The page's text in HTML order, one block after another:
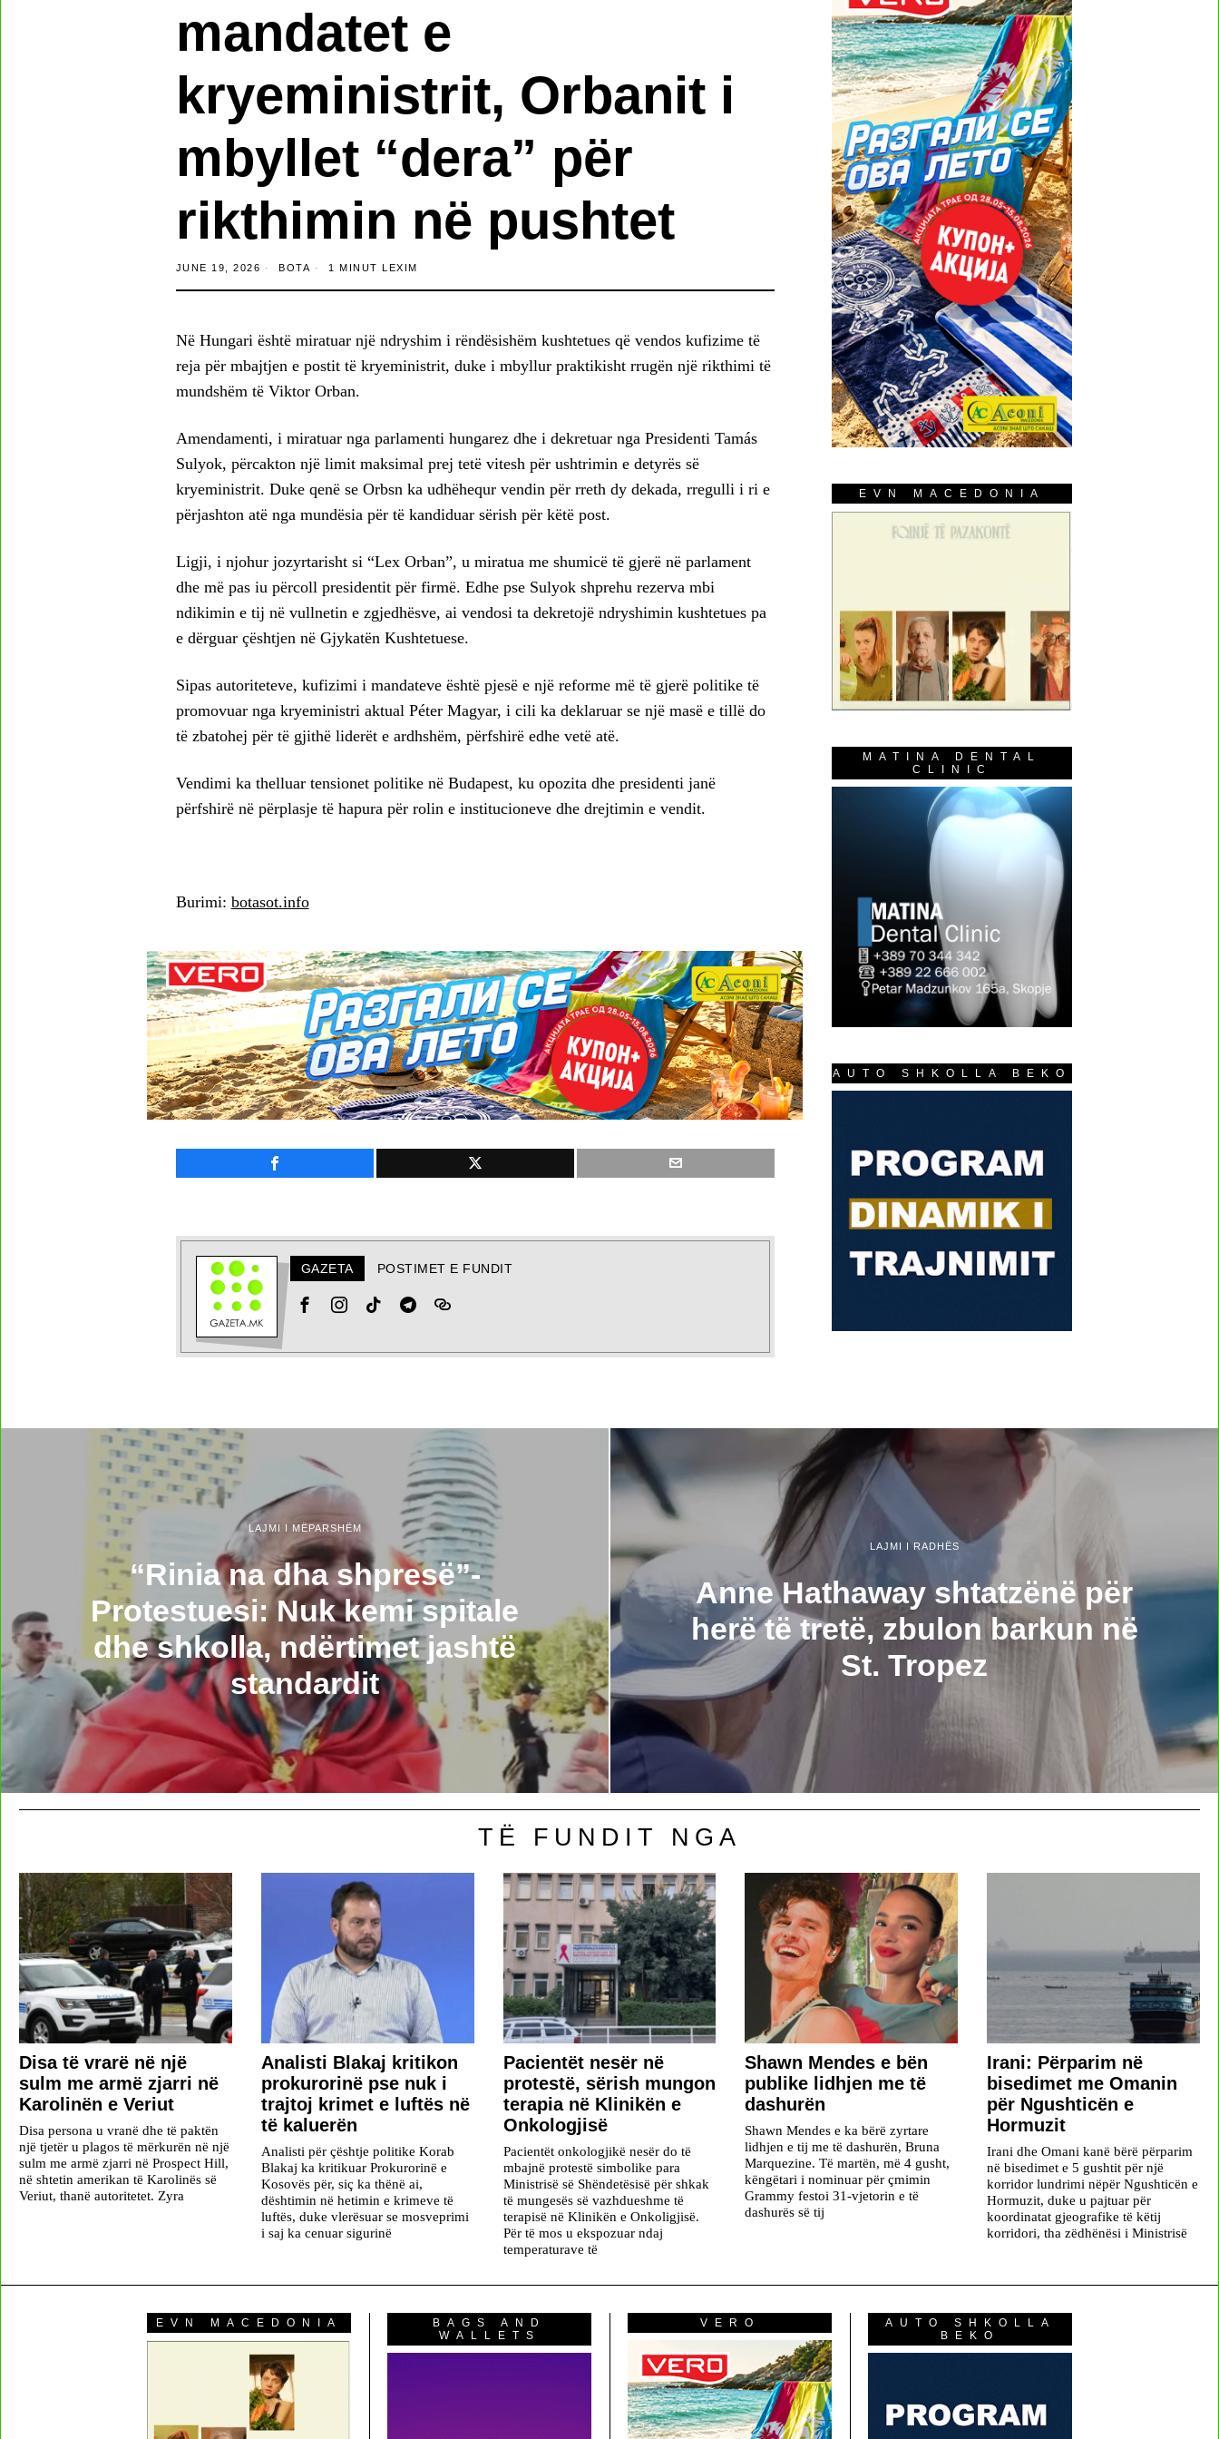
mandatet e
kryeministrit, Orbanit i
mbyllet “dera” për
rikthimin në pushtet
JUNE 19, 2026 BOTA 1 MINUT LEXIM
Në Hungari është miratuar një ndryshim i rëndësishëm kushtetues që vendos kufizime të
reja për mbajtjen e postit të kryeministrit, duke i mbyllur praktikisht rrugën një rikthimi të
mundshëm të Viktor Orban.
Amendamenti, i miratuar nga parlamenti hungarez dhe i dekretuar nga Presidenti Tamás
Sulyok, përcakton një limit maksimal prej tetë vitesh për ushtrimin e detyrës së
kryeministrit. Duke qenë se Orbsn ka udhëhequr vendin për rreth dy dekada, rregulli i ri e
përjashton atë nga mundësia për të kandiduar sërish për këtë post.
Ligji, i njohur jozyrtarisht si “Lex Orban”, u miratua me shumicë të gjerë në parlament
dhe më pas iu përcoll presidentit për firmë. Edhe pse Sulyok shprehu rezerva mbi
ndikimin e tij në vullnetin e zgjedhësve, ai vendosi ta dekretojë ndryshimin kushtetues pa
e dërguar çështjen në Gjykatën Kushtetuese.
Sipas autoriteteve, kufizimi i mandateve është pjesë e një reforme më të gjerë politike të
promovuar nga kryeministri aktual Péter Magyar, i cili ka deklaruar se një masë e tillë do
të zbatohej për të gjithë liderët e ardhshëm, përfshirë edhe vetë atë.
Vendimi ka thelluar tensionet politike në Budapest, ku opozita dhe presidenti janë
përfshirë në përplasje të hapura për rolin e institucioneve dhe drejtimin e vendit.
Burimi: botasot.info
GAZETA POSTIMET E FUNDIT
EVN MACEDONIA
MATINA DENTAL
CLINIC
AUTO SHKOLLA BEKO
LAJMI I MËPARSHËM
“Rinia na dha shpresë”-
Protestuesi: Nuk kemi spitale
dhe shkolla, ndërtimet jashtë
standardit
LAJMI I RADHËS
Anne Hathaway shtatzënë për
herë të tretë, zbulon barkun në
St. Tropez
TË FUNDIT NGA
Disa të vrarë në një
sulm me armë zjarri në
Karolinën e Veriut
Disa persona u vranë dhe të paktën
një tjetër u plagos të mërkurën në një
sulm me armë zjarri në Prospect Hill,
në shtetin amerikan të Karolinës së
Veriut, thanë autoritetet. Zyra
​Analisti Blakaj kritikon
prokurorinë pse nuk i
trajtoj krimet e luftës në
të kaluerën
Analisti për çështje politike Korab
Blakaj ka kritikuar Prokurorinë e
Kosovës për, siç ka thënë ai,
dështimin në hetimin e krimeve të
luftës, duke vlerësuar se mosveprimi
i saj ka cenuar sigurinë
Pacientët nesër në
protestë, sërish mungon
terapia në Klinikën e
Onkologjisë
Pacientët onkologjikë nesër do të
mbajnë protestë simbolike para
Ministrisë së Shëndetësisë për shkak
të mungesës së vazhdueshme të
terapisë në Klinikën e Onkoligjisë.
Për të mos u ekspozuar ndaj
temperaturave të
​Shawn Mendes e bën
publike lidhjen me të
dashurën
Shawn Mendes e ka bërë zyrtare
lidhjen e tij me të dashurën, Bruna
Marquezine. Të martën, më 4 gusht,
këngëtari i nominuar për çmimin
Grammy festoi 31-vjetorin e të
dashurës së tij
Irani: Përparim në
bisedimet me Omanin
për Ngushticën e
Hormuzit
Irani dhe Omani kanë bërë përparim
në bisedimet e 5 gushtit për një
korridor lundrimi nëpër Ngushticën e
Hormuzit, duke u pajtuar për
koordinatat gjeografike të këtij
korridori, tha zëdhënësi i Ministrisë
EVN MACEDONIA
BAGS AND
WALLETS
VERO
AUTO SHKOLLA
BEKO